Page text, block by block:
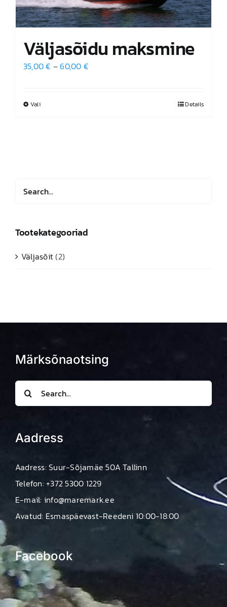
Väljasõidu maksmine
35,00€ –60,00 €
ValiSellel
saab
Details
Tootekategooriad
Väljasõit(2)
Märksõnaotsing
Search
for:
Aadress
Aadress: Suur-Sõjamäe 50A Tallinn
Telefon: +372 5300 1229
E-mail: info@maremark.ee
Avatud: Esmaspäevast-Reedeni 10:00-18:00
Facebook